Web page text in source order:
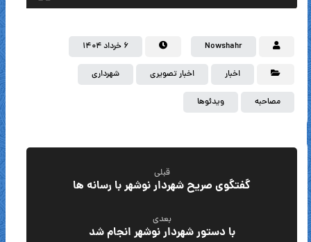
Nowshahr ۶ خرداد ۱۴۰۴
اخبار اخبار تصویری شهرداری
مصاحبه ویدئوها
قبلی
گفتگوی صریح شهردار نوشهر با رسانه ها
بعدی
با دستور شهردار نوشهر انجام شد